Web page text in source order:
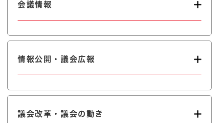
会議情報
情報公開・議会広報
議会改革・議会の動き